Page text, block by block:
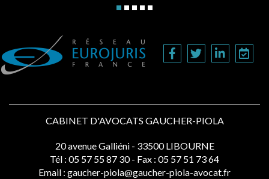
CABINET D'AVOCATS GAUCHER-PIOLA
20 avenue Galliéni - 33500 LIBOURNE
Tél : 05 57 55 87 30 - Fax : 05 57 51 73 64
Email : gaucher-piola@gaucher-piola-avocat.fr